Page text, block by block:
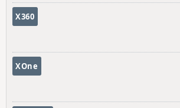
X360
XOne